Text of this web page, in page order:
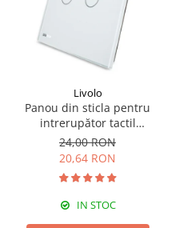
Livolo
Panou din sticla pentru
intrerupător tactil
dublu,Livolo
24,00 RON
20,64 RON
IN STOC